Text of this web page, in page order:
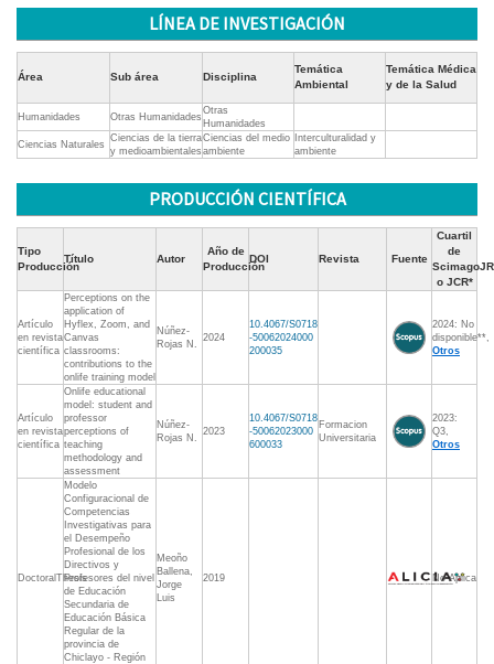
LÍNEA DE INVESTIGACIÓN
Área Sub área Disciplina
Temática
Ambiental
Temática Médica
y de la Salud
Humanidades Otras Humanidades
Otras
Humanidades
Ciencias Naturales
Ciencias de la tierra
y medioambientales
Ciencias del medio
ambiente
Interculturalidad y
ambiente
PRODUCCIÓN CIENTÍFICA
Tipo
Producción
Título Autor
Año de
Producción
DOI Revista Fuente
Cuartil
de
ScimagoJR
o JCR*
Artículo
en revista
científica
Perceptions on the
application of
Hyflex, Zoom, and
Canvas
classrooms:
contributions to the
onlife training model
Núñez-
Rojas N.
2024
10.4067/S0718
-50062024000
200035
2024: No
disponible**,
Otros
Artículo
en revista
científica
Onlife educational
model: student and
professor
perceptions of
teaching
methodology and
assessment
Núñez-
Rojas N.
2023
10.4067/S0718
-50062023000
600033
Formacion
Universitaria
2023:
Q3,
Otros
DoctoralThesis
Modelo
Configuracional de
Competencias
Investigativas para
el Desempeño
Profesional de los
Directivos y
Profesores del nivel
de Educación
Secundaria de
Educación Básica
Regular de la
provincia de
Chiclayo - Región
Meoño
Ballena,
Jorge
Luis
2019 No Aplica